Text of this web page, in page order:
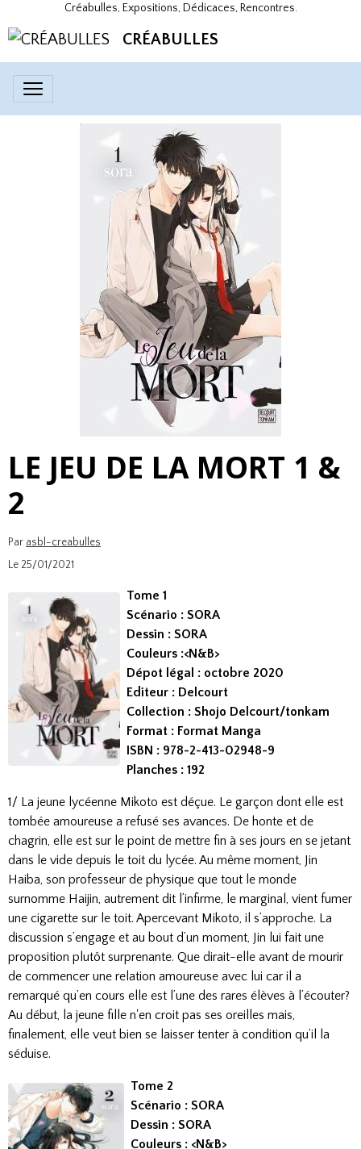
Créabulles, Expositions, Dédicaces, Rencontres.
CRÉABULLES
LE JEU DE LA MORT 1 &
2
Par asbl-creabulles
Le 25/01/2021
Tome 1
Scénario : SORA
Dessin : SORA
Couleurs :<N&B>
Dépot légal : octobre 2020
Editeur : Delcourt
Collection : Shojo Delcourt/tonkam
Format : Format Manga
ISBN : 978-2-413-02948-9
Planches : 192
1/ La jeune lycéenne Mikoto est déçue. Le garçon dont elle est
tombée amoureuse a refusé ses avances. De honte et de
chagrin, elle est sur le point de mettre fin à ses jours en se jetant
dans le vide depuis le toit du lycée. Au même moment, Jin
Haiba, son professeur de physique que tout le monde
surnomme Haijin, autrement dit l’infirme, le marginal, vient fumer
une cigarette sur le toit. Apercevant Mikoto, il s’approche. La
discussion s’engage et au bout d’un moment, Jin lui fait une
proposition plutôt surprenante. Que dirait-elle avant de mourir
de commencer une relation amoureuse avec lui car il a
remarqué qu’en cours elle est l’une des rares élèves à l’écouter?
Au début, la jeune fille n'en croit pas ses oreilles mais,
finalement, elle veut bien se laisser tenter à condition qu’il la
séduise.
Tome 2
Scénario : SORA
Dessin : SORA
Couleurs : <N&B>